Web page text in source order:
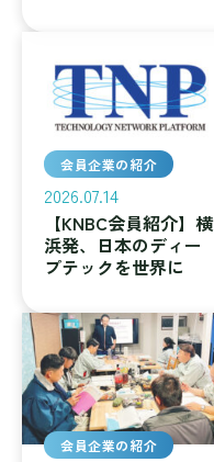
会員企業の紹介
2026.07.14
【KNBC会員紹介】横
浜発、日本のディー
プテックを世界に
会員企業の紹介